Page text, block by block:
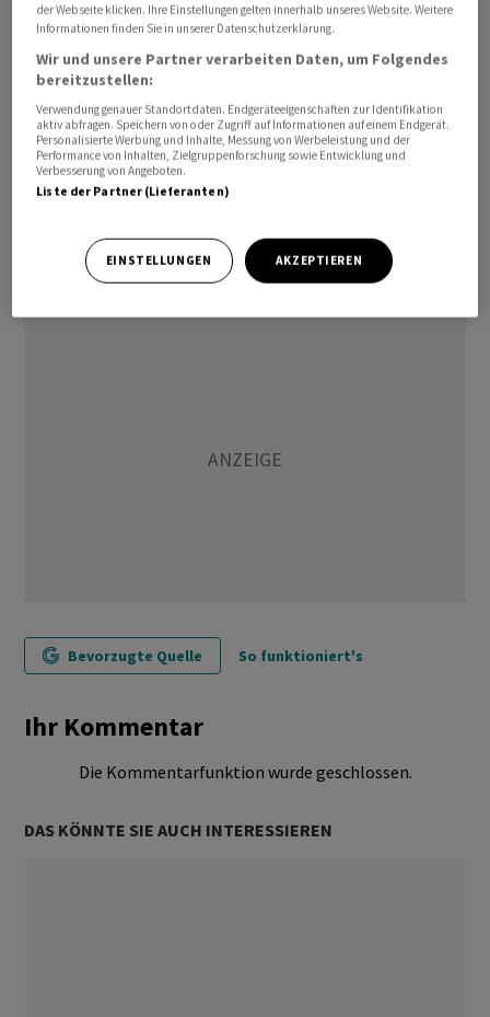
Fed-Chef Jerome Powell habe zwar gesagt, dass das
Tempo des Bilanzabbaus erst auf der März-Sitzung
«eingehend» diskutiert werde, fuhren die Experten fort.
Das Protokoll könnte aber einige Hinweise darauf
geben, was diese Diskussion beinhalten könnte. Die
Fachleute der Unicredit gehen nach wie vor davon aus,
dass eine erste Zinssenkung im Juni erfolgen
Bevorzugte Quelle So funktioniert's
Ihr Kommentar
Die Kommentarfunktion wurde geschlossen.
DAS KÖNNTE SIE AUCH INTERESSIEREN
der Webseite klicken. Ihre Einstellungen gelten innerhalb unseres Website. Weitere
Informationen finden Sie in unserer Datenschutzerklärung.
Wir und unsere Partner verarbeiten Daten, um Folgendes
bereitzustellen:
Verwendung genauer Standortdaten. Endgeräteeigenschaften zur Identifikation
aktiv abfragen. Speichern von oder Zugriff auf Informationen auf einem Endgerät.
Personalisierte Werbung und Inhalte, Messung von Werbeleistung und der
Performance von Inhalten, Zielgruppenforschung sowie Entwicklung und
Verbesserung von Angeboten.
Liste der Partner (Lieferanten)
EINSTELLUNGEN AKZEPTIEREN